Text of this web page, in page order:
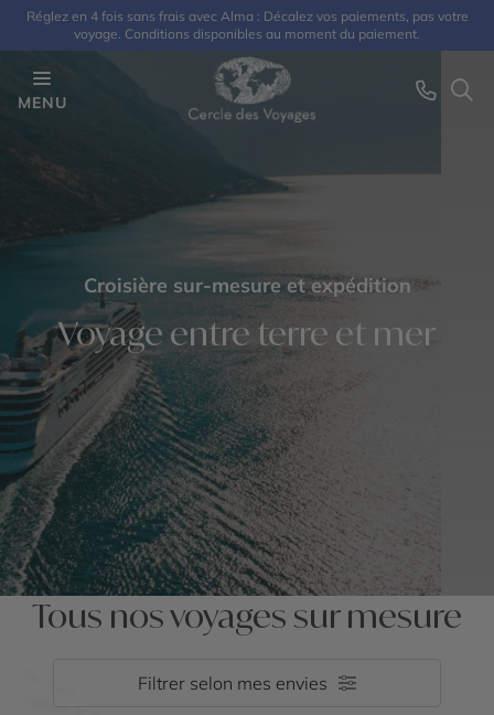
Réglez en 4 fois sans frais avec Alma : Décalez vos paiements, pas votre
voyage. Conditions disponibles au moment du paiement.
MENU
Croisière sur-mesure et expédition
Voyage entre terre et mer
Tous nos voyages sur mesure
Filtrer selon mes envies